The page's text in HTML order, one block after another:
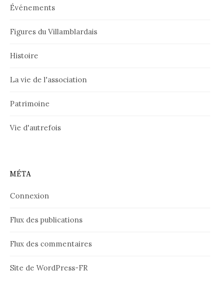
Événements
Figures du Villamblardais
Histoire
La vie de l'association
Patrimoine
Vie d'autrefois
MÉTA
Connexion
Flux des publications
Flux des commentaires
Site de WordPress-FR